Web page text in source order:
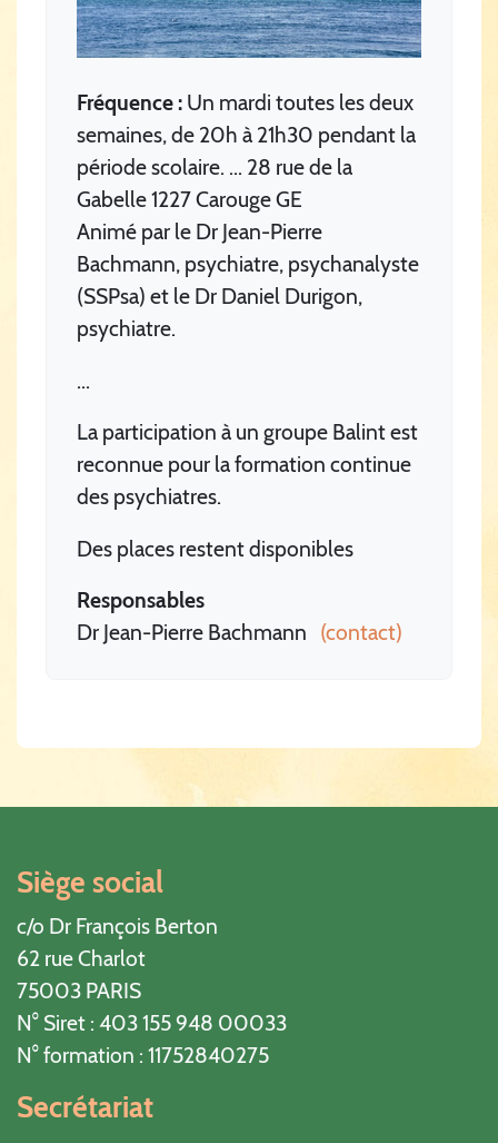
Fréquence :Un mardi toutes les deux
semaines, de 20h à 21h30 pendant la
période scolaire. ... 28 rue de la
Gabelle 1227 Carouge GE
Animé par le Dr Jean-Pierre
Bachmann, psychiatre, psychanalyste
(SSPsa) et le Dr Daniel Durigon,
psychiatre.
...
La participation à un groupe Balint est
reconnue pour la formation continue
des psychiatres.
Des places restent disponibles
Responsables
Dr Jean-Pierre Bachmann (contact)
Siège social
c/o Dr François Berton
62 rue Charlot
75003 PARIS
N° Siret : 403 155 948 00033
N° formation : 11752840275
Secrétariat